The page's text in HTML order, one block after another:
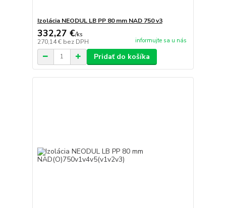
Izolácia NEODUL LB PP 80 mm NAD 750 v3
332,27 €/ks
270,14 € bez DPH informujte sa u nás
Pridať do košíka